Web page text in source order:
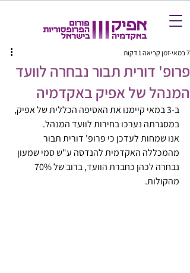
פרופ' דורית תבור נבחרה לוועד
המנהל של אפיק באקדמיה
7 במאי זמן קריאה 1 דקות
ב-3 במאי קיימנו את האסיפה הכללית של אפיק,
במסגרתה נערכו בחירות לוועד המנהל.
אנו שמחות לעדכן כי פרופ' דורית תבור
מהמכללה האקדמית להנדסה ע"ש סמי שמעון
מהקולות.